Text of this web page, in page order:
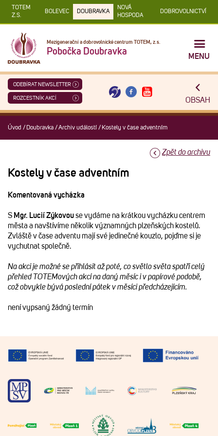
TOTEM
Z.S.
BOLEVEC DOUBRAVKA
NOVÁ
HOSPODA
DOBROVOLNICTVÍ
Mezigenerační a dobrovolnické centrum TOTEM, z.s.
Pobočka Doubravka
MENU
ODEBÍRAT NEWSLETTER
ROZCESTNÍK AKCÍ OBSAH
Úvod / Doubravka /Archiv událostí / Kostely v čase adventním
Zpět do archivu
Kostely v čase adventním
Komentovaná vycházka
S Mgr. Lucií Zýkovouse vydáme na krátkou vycházku centrem
města a navštívíme několik významných plzeňských kostelů.
Zvláště v čase adventu mají své jedinečné kouzlo, pojďme si je
vychutnat společně.
Na akci je možné se přihlásit až poté, co světlo světa spatří celý
přehled TOTEMových akcí na daný měsíc i v papírové podobě,
což obvykle bývá poslední pátek v měsíci předcházejícím.
není vypsaný žádný termín